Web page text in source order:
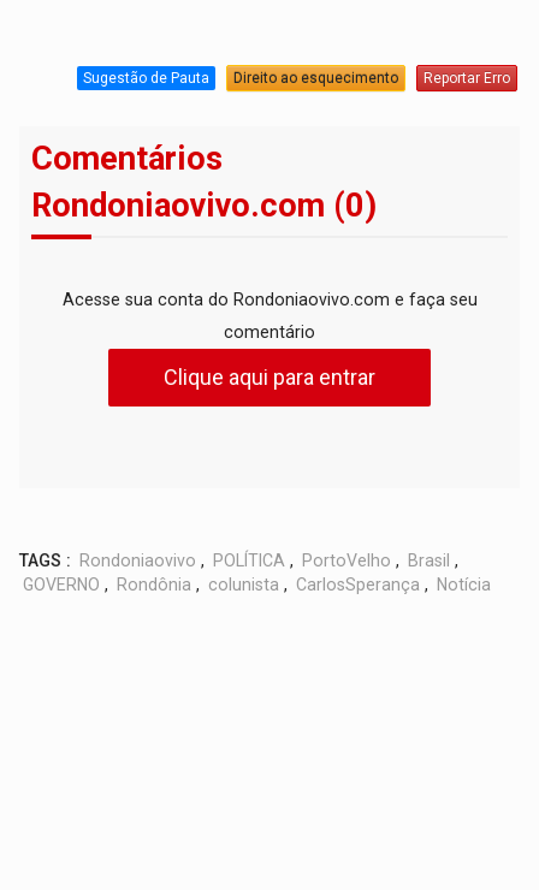
Sugestão de Pauta Direito ao esquecimento Reportar Erro
Comentários
Rondoniaovivo.com (0)
Acesse sua conta do Rondoniaovivo.com e faça seu
comentário
Clique aqui para entrar
TAGS : Rondoniaovivo , POLÍTICA , PortoVelho , Brasil ,
GOVERNO , Rondônia , colunista , CarlosSperança , Notícia